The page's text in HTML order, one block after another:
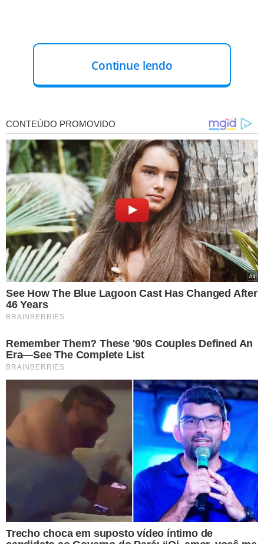
As declarações de Textorjá estão sob investigação na
Justiça Desportiva, porém, o empresário tem ignorado os
Documento- O envio do pedido foi anunciado pelo
senador Jorge Kajuru (PSB-GO) durante a sessão plenária
de terça-feira. Após seu pronunciamento, os senadores
Eduardo Girão (Novo-CE) e Carlos Portinho (PL-RJ)
também manifestaram interesse em assinar o
documento
Continue lendo